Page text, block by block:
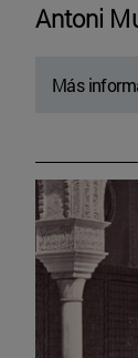
Antoni
Más